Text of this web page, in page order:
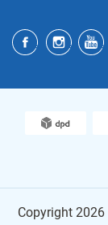
Copyright 2026